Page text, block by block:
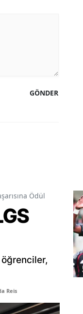
GÖNDER
Ödül
öğrenciler,
Reis